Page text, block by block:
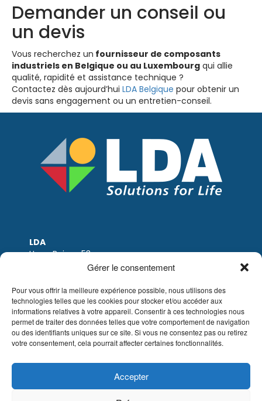
Gérer le consentement
Pour vous offrir la meilleure expérience possible, nous utilisons des
technologies telles que les cookies pour stocker et/ou accéder aux
informations relatives à votre appareil. Consentir à ces technologies nous
permet de traiter des données telles que votre comportement de navigation
ou des identifiants uniques sur ce site. Si vous ne consentez pas ou retirez
votre consentement, cela pourrait affecter certaines fonctionnalités.
Accepter
Demander un conseil ou
un devis
Vous recherchez un fournisseur de composants
industriels en Belgique ou au Luxembourg qui allie
qualité, rapidité et assistance technique ?
Contactez dès aujourd’hui LDA Belgique pour obtenir un
devis sans engagement ou un entretien-conseil.
LDA
Hoge Buizen 53
TVA: BE0405.895.609
IBAN: KBC / BE51 7340 2410 9862
BIC: KBC / KREDBEBB
Mentions légales|Avis de non-responsabilité
par e-mail|Conditions de vente